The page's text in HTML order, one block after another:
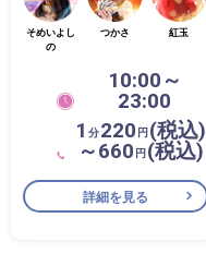
そめいよし
の
つかさ 紅玉
10:00～
23:00
1 分220 円(税込)
～660 円(税込)
詳細を見る